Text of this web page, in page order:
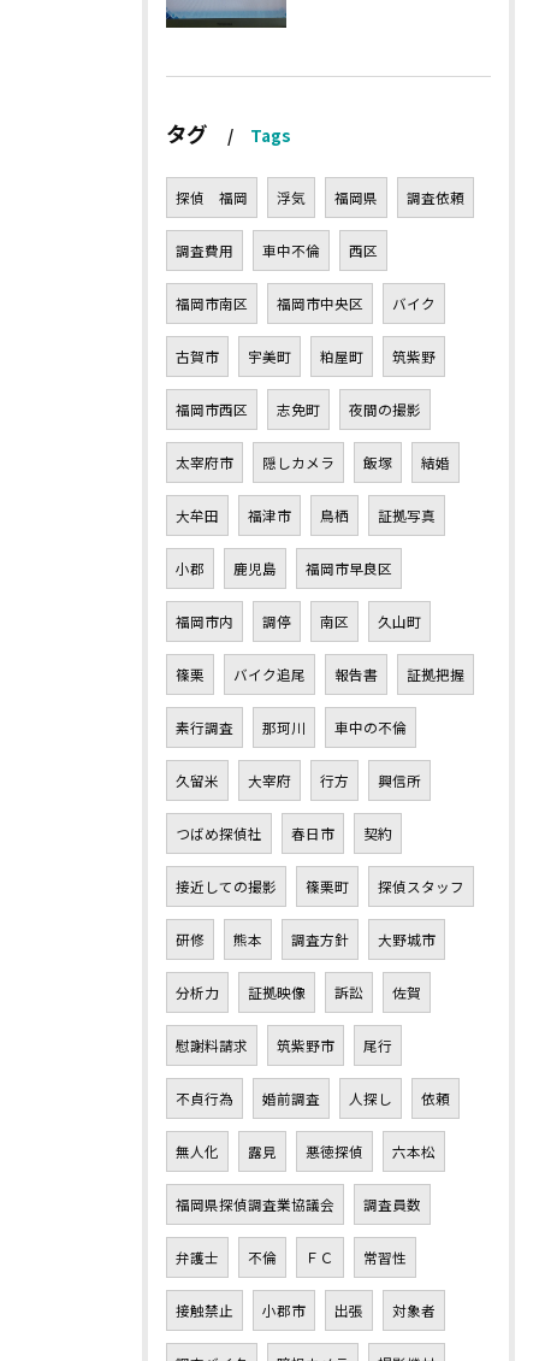
タグ Tags
探偵 福岡 浮気 福岡県 調査依頼
調査費用 車中不倫 西区
福岡市南区 福岡市中央区 バイク
古賀市 宇美町 粕屋町 筑紫野
福岡市西区 志免町 夜間の撮影
太宰府市 隠しカメラ 飯塚 結婚
大牟田 福津市 鳥栖 証拠写真
小郡 鹿児島 福岡市早良区
福岡市内 調停 南区 久山町
篠栗 バイク追尾 報告書 証拠把握
素行調査 那珂川 車中の不倫
久留米 大宰府 行方 興信所
つばめ探偵社 春日市 契約
接近しての撮影 篠栗町 探偵スタッフ
研修 熊本 調査方針 大野城市
分析力 証拠映像 訴訟 佐賀
慰謝料請求 筑紫野市 尾行
不貞行為 婚前調査 人探し 依頼
無人化 露見 悪徳探偵 六本松
福岡県探偵調査業協議会 調査員数
弁護士 不倫 ＦＣ 常習性
接触禁止 小郡市 出張 対象者